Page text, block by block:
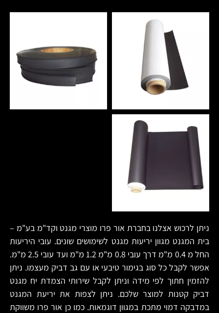
ניתן לרכוש אצלנו בחברת אור פרו מוצרי מגנט וקד"מ בע"מ –
בית המגנט מגוון יריעות מגנט לשימושים שונים. עובי היריעות
החל מ 0.4 מ"מ דרך עובי 0.8 מ"מ 1.2 מ"מ ועד עובי 2.5 מ"מ.
אפשר לקבל כל סוג בגימור טיבעי או עם גב דביק מעצמו. ניתן
להזמין חתוך לפי מידה וניתן לקבל שירותי הצמדת יח מגנט
דביק קטנות למוצר שלכם. ניתן לצפות את יריעת המגנט
במדבקה דמוי מתכת במגוון דוגמאות. כמו כן אור פרו משווקת